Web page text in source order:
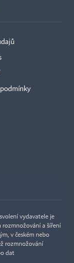
vydavatele je
rozmnožování a šíření
v českém nebo
rozmnožování
dat